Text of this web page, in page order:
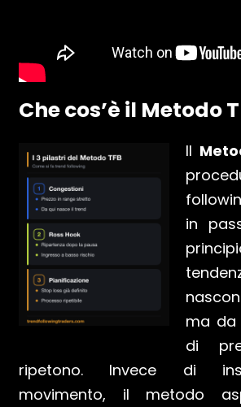
Che cos’è il Metodo
Il
in
ma da
di
ripetono. Invece di
movimento, il metodo